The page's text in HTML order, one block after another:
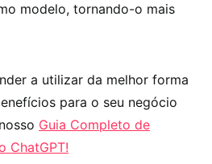
modelo, tornando-o mais
a utilizar da melhor forma
para o seu negócio
Guia Completo de
ChatGPT!